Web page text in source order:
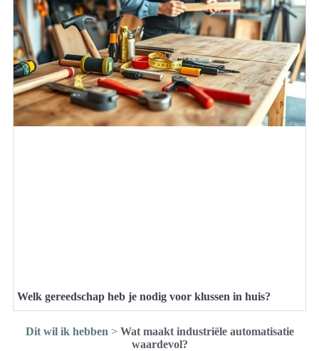
Welk gereedschap heb je nodig voor klussen in huis?
Dit wil ik hebben > Wat maakt industriële automatisatie
waardevol?